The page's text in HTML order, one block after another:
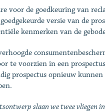
voor de goedkeuring van
versie van de
kenmerken van de
te voorzien in een
prospectus opnieuw
slaan we twee vliegen